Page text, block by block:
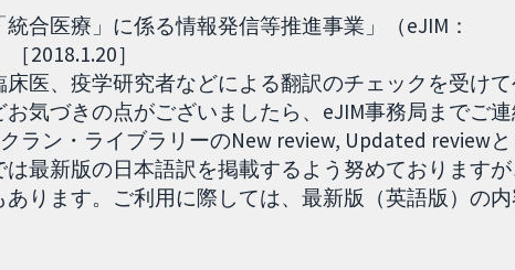
統合医療」に係る情報発信等推進事業」（eJIM：
2018.1.20］
床医、疫学研究者などによる翻訳のチェックを受け
気づきの点がございましたら、eJIM事務局までご連
ラン・ライブラリーのNew review, Updated review
最新版の日本語訳を掲載するよう努めておりますが
ります。ご利用に際しては、最新版（英語版）の